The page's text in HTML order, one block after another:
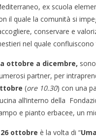
ex scuola
il quale la comunità si
conservare e
nel quale
ottobre a dicembre,
partner, per
(ore 10.30) con una
all’interno della
e pianto erbacee, un
26 ottobre è la volta di “